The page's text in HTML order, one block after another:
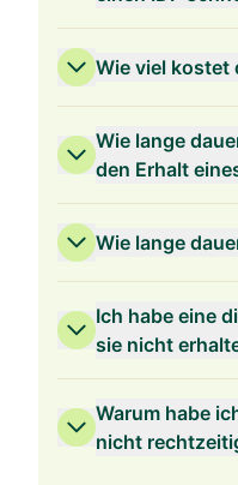
Wie viel kostet
Wie lange
den Erhalt
Wie lange
Ich habe eine
sie nicht
Warum habe
nicht